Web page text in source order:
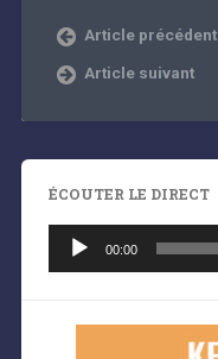
Article précédent
Article suivant
ÉCOUTER LE DIRECT
audio
00:00